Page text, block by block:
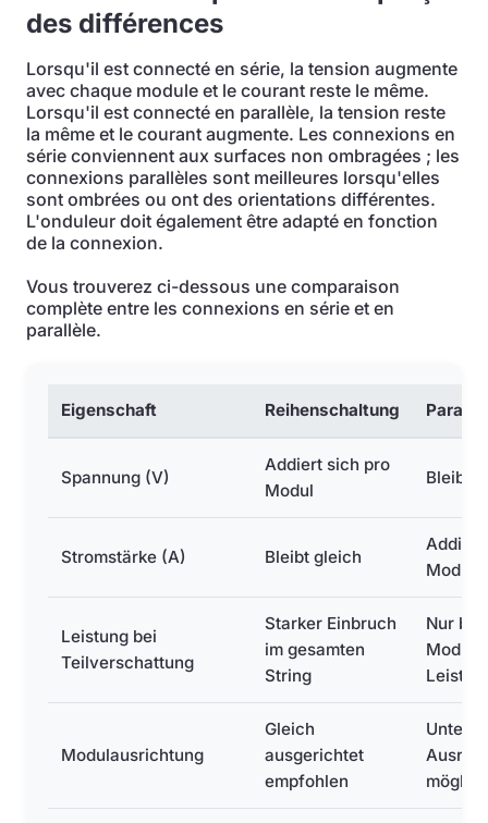
des différences
Lorsqu'il est connecté en série, la tension augmente
avec chaque module et le courant reste le même.
Lorsqu'il est connecté en parallèle, la tension reste
la même et le courant augmente. Les connexions en
série conviennent aux surfaces non ombragées ; les
connexions parallèles sont meilleures lorsqu'elles
sont ombrées ou ont des orientations différentes.
L'onduleur doit également être adapté en fonction
de la connexion.
Vous trouverez ci-dessous une comparaison
complète entre les connexions en série et en
parallèle.
Eigenschaft Reihenschaltung
Spannung (V)
Addiert sich pro
Modul
Bleibt
Stromstärke (A) Bleibt gleich
Addiert
Modul
Leistung bei
Teilverschattung
Starker Einbruch
im gesamten
String
Nur
Modulausrichtung
Gleich
ausgerichtet
empfohlen
möglich